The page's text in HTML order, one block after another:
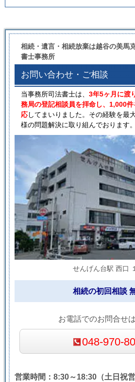
相続・遺言・相続放棄は越谷の美馬
書士事務所
お問い合わせ・ご相談
当事務所司法書士は、 3年5ヶ月に渡
務局の登記相談員を拝命し、1,000
応してまいりました。その経験を最
様の問題解決に取り組んでおります。
せんげん台駅 西口
相続の初回相談
お電話でのお問合せ
048-970-
営業時間：8:30～18:30（土日祝営